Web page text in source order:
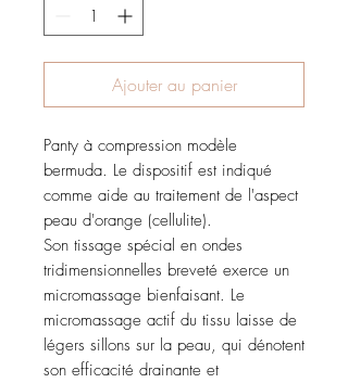
Ajouter au panier
Panty à compression modèle
bermuda. Le dispositif est indiqué
comme aide au traitement de l'aspect
peau d'orange (cellulite).
Son tissage spécial en ondes
tridimensionnelles breveté exerce un
micromassage bienfaisant. Le
micromassage actif du tissu laisse de
légers sillons sur la peau, qui dénotent
son efficacité drainante et